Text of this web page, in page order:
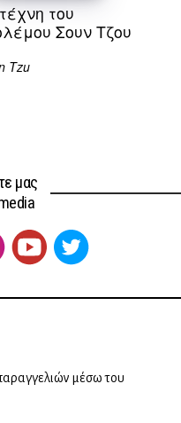
του
Σουν Τζου
Tzu
μας
παραγγελιών μέσω του